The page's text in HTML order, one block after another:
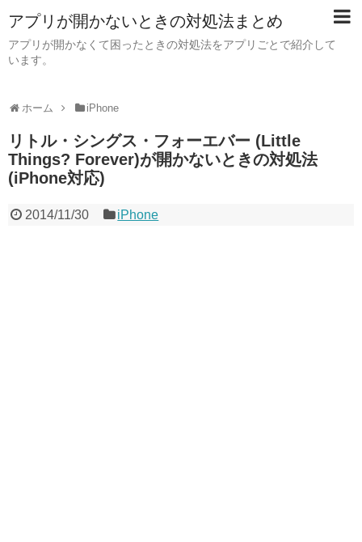
アプリが開かないときの対処法まとめ
アプリが開かなくて困ったときの対処法をアプリごとで紹介して
います。
ホーム iPhone
リトル・シングス・フォーエバー (Little
Things? Forever)が開かないときの対処法
(iPhone対応)
2014/11/30 iPhone